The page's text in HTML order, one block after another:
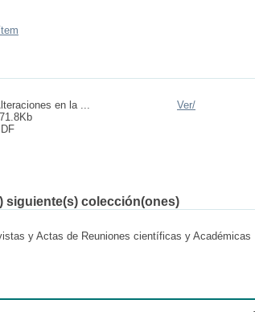
en la ...
Ver/
siguiente(s) colección(ones)
y Actas de Reuniones científicas y Académicas